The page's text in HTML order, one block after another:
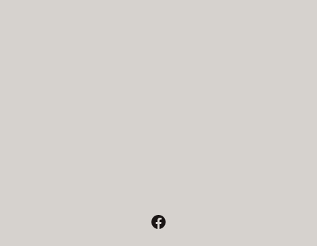
Facebook